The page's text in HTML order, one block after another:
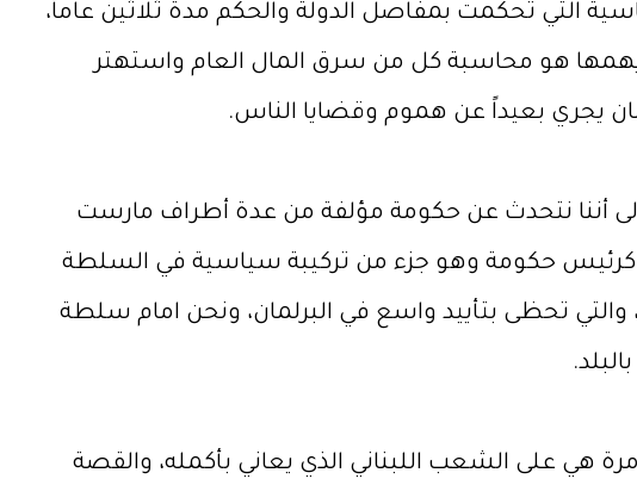
التي تحكمت بمفاصل الدولة والحكم مدة ثلاثين عاماً،
يهمها هو محاسبة كل من سرق المال العام واستهتر
يجري بعيداً عن هموم وقضايا الناس.
أننا نتحدث عن حكومة مؤلفة من عدة أطراف مارست
حكومة وهو جزء من تركيبة سياسية في السلطة
تحظى بتأييد واسع في البرلمان، ونحن امام سلطة
هي على الشعب اللبناني الذي يعاني بأكمله، والقصة